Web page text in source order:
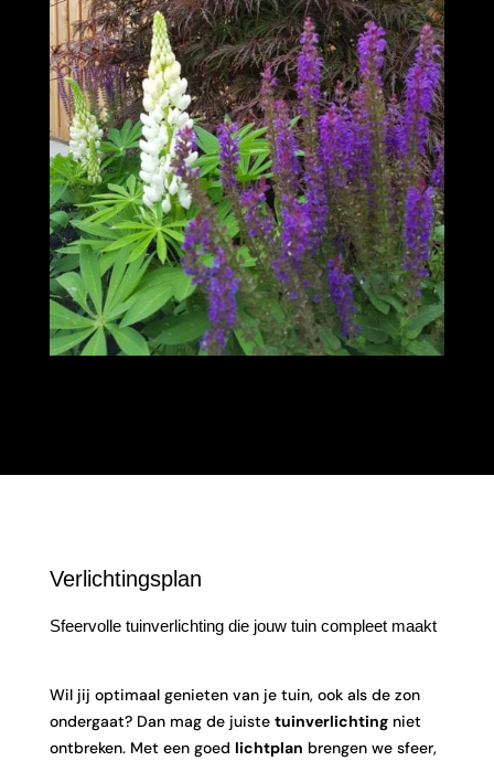
Verlichtingsplan
Sfeervolle tuinverlichting die jouw tuin compleet maakt
Wil jij optimaal genieten van je tuin, ook als de zon
ondergaat? Dan mag de juiste tuinverlichtingniet
ontbreken. Met een goed lichtplan brengen we sfeer,